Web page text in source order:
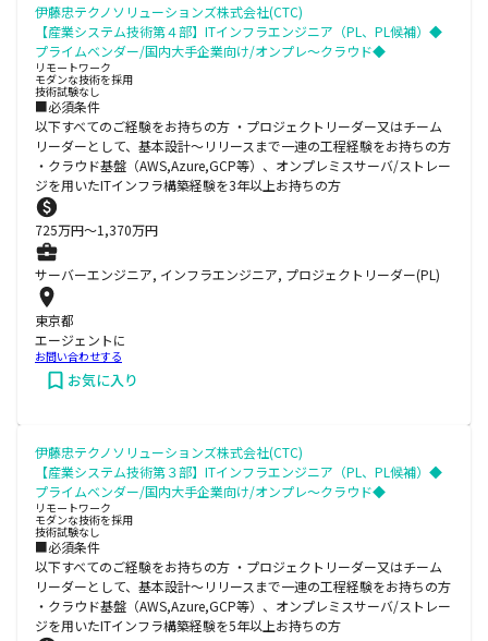
伊藤忠テクノソリューションズ株式会社(CTC)
【産業システム技術第４部】ITインフラエンジニア（PL、PL候補）◆
プライムベンダー/国内大手企業向け/オンプレ～クラウド◆
リモートワーク
モダンな技術を採用
技術試験なし
■必須条件
以下すべてのご経験をお持ちの方 ・プロジェクトリーダー又はチーム
リーダーとして、基本設計～リリースまで一連の工程経験をお持ちの方
・クラウド基盤（AWS,Azure,GCP等）、オンプレミスサーバ/ストレー
ジを用いたITインフラ構築経験を3年以上お持ちの方
725万円〜1,370万円
サーバーエンジニア, インフラエンジニア, プロジェクトリーダー(PL)
東京都
エージェントに
お問い合わせする
お気に入り
伊藤忠テクノソリューションズ株式会社(CTC)
【産業システム技術第３部】ITインフラエンジニア（PL、PL候補）◆
プライムベンダー/国内大手企業向け/オンプレ～クラウド◆
リモートワーク
モダンな技術を採用
技術試験なし
■必須条件
以下すべてのご経験をお持ちの方 ・プロジェクトリーダー又はチーム
リーダーとして、基本設計～リリースまで一連の工程経験をお持ちの方
・クラウド基盤（AWS,Azure,GCP等）、オンプレミスサーバ/ストレー
ジを用いたITインフラ構築経験を5年以上お持ちの方